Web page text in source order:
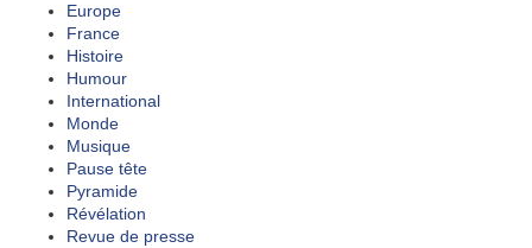
Europe
France
Histoire
Humour
International
Monde
Musique
Pause tête
Pyramide
Révélation
Revue de presse